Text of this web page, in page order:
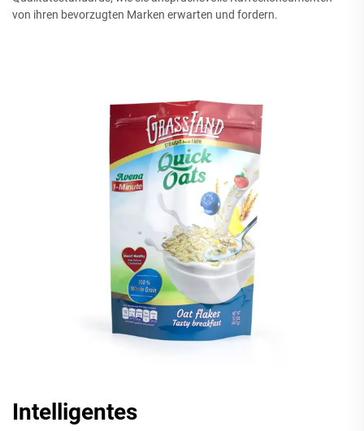
von ihren bevorzugten Marken erwarten und fordern.
Intelligentes